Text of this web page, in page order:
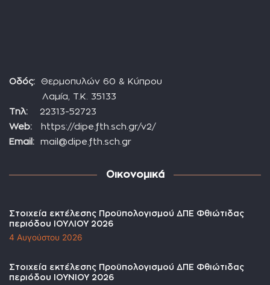
Οδός: Θερμοπυλών 60 & Κύπρου
Λαμία, Τ.Κ. 35133
Τηλ: 22313-52723
Web: https://dipe.fth.sch.gr/v2/
Email: mail@dipe.fth.sch.gr
Οικονομικά
Στοιχεία εκτέλεσης Προϋπολογισμού ΔΠΕ Φθιώτιδας
περιόδου ΙΟΥΛΙΟΥ 2026
4 Αυγούστου 2026
Στοιχεία εκτέλεσης Προϋπολογισμού ΔΠΕ Φθιώτιδας
περιόδου ΙΟΥΝΙΟΥ 2026